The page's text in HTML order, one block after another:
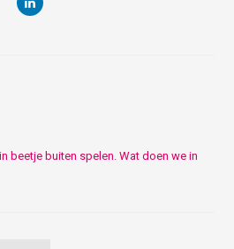
beetje buiten spelen. Wat doen we in